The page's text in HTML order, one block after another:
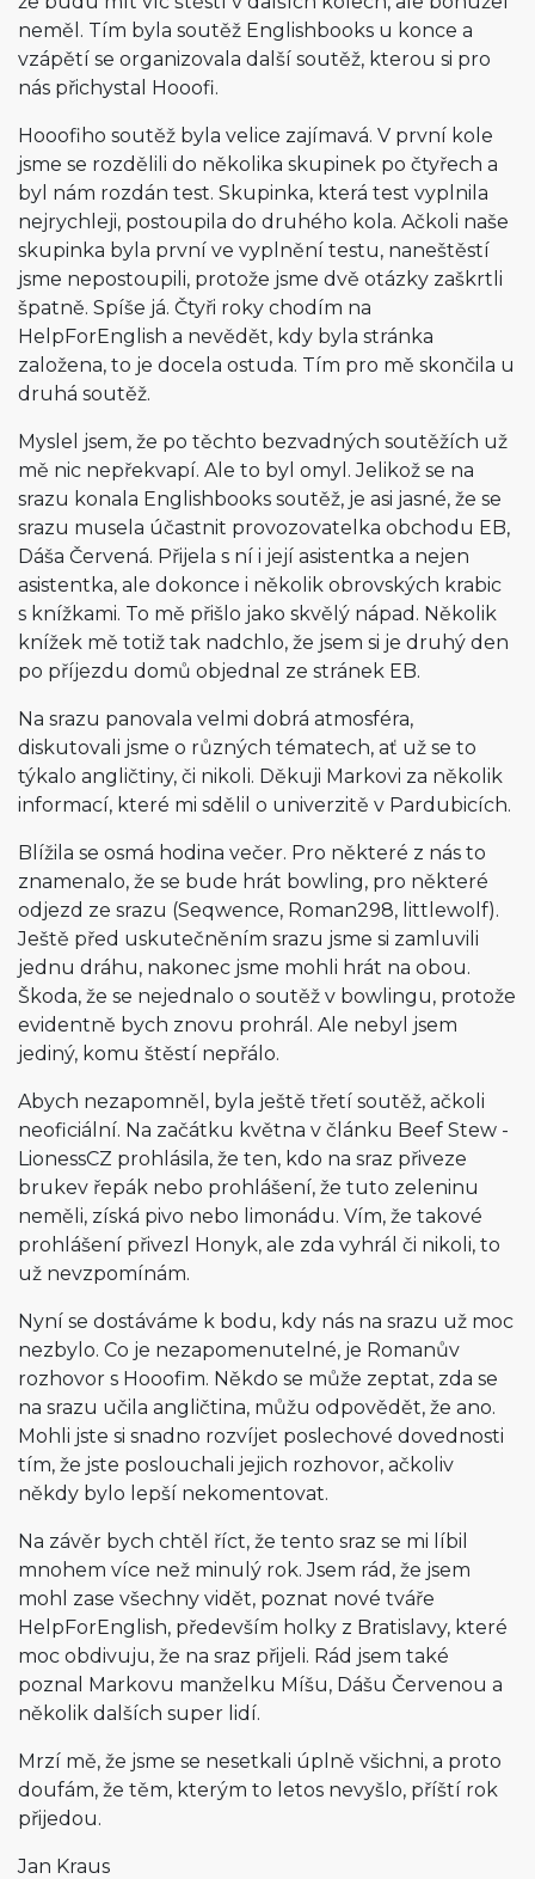
neměl. Tím byla soutěž Englishbooks u konce a
vzápětí se organizovala další soutěž, kterou si pro
nás přichystal Hooofi.
Hooofiho soutěž byla velice zajímavá. V první kole
jsme se rozdělili do několika skupinek po čtyřech a
byl nám rozdán test. Skupinka, která test vyplnila
nejrychleji, postoupila do druhého kola. Ačkoli naše
skupinka byla první ve vyplnění testu, naneštěstí
jsme nepostoupili, protože jsme dvě otázky zaškrtli
špatně. Spíše já. Čtyři roky chodím na
HelpForEnglish a nevědět, kdy byla stránka
založena, to je docela ostuda. Tím pro mě skončila u
druhá soutěž.
Myslel jsem, že po těchto bezvadných soutěžích už
mě nic nepřekvapí. Ale to byl omyl. Jelikož se na
srazu konala Englishbooks soutěž, je asi jasné, že se
srazu musela účastnit provozovatelka obchodu EB,
Dáša Červená. Přijela s ní i její asistentka a nejen
asistentka, ale dokonce i několik obrovských krabic
s knížkami. To mě přišlo jako skvělý nápad. Několik
knížek mě totiž tak nadchlo, že jsem si je druhý den
po příjezdu domů objednal ze stránek EB.
Na srazu panovala velmi dobrá atmosféra,
diskutovali jsme o různých tématech, ať už se to
týkalo angličtiny, či nikoli. Děkuji Markovi za několik
informací, které mi sdělil o univerzitě v Pardubicích.
Blížila se osmá hodina večer. Pro některé z nás to
znamenalo, že se bude hrát bowling, pro některé
odjezd ze srazu (Seqwence, Roman298, littlewolf).
Ještě před uskutečněním srazu jsme si zamluvili
jednu dráhu, nakonec jsme mohli hrát na obou.
Škoda, že se nejednalo o soutěž v bowlingu, protože
evidentně bych znovu prohrál. Ale nebyl jsem
jediný, komu štěstí nepřálo.
Abych nezapomněl, byla ještě třetí soutěž, ačkoli
neoficiální. Na začátku května v článku Beef Stew -
LionessCZ prohlásila, že ten, kdo na sraz přiveze
brukev řepák nebo prohlášení, že tuto zeleninu
neměli, získá pivo nebo limonádu. Vím, že takové
prohlášení přivezl Honyk, ale zda vyhrál či nikoli, to
už nevzpomínám.
Nyní se dostáváme k bodu, kdy nás na srazu už moc
nezbylo. Co je nezapomenutelné, je Romanův
rozhovor s Hooofim. Někdo se může zeptat, zda se
na srazu učila angličtina, můžu odpovědět, že ano.
Mohli jste si snadno rozvíjet poslechové dovednosti
tím, že jste poslouchali jejich rozhovor, ačkoliv
někdy bylo lepší nekomentovat.
Na závěr bych chtěl říct, že tento sraz se mi líbil
mnohem více než minulý rok. Jsem rád, že jsem
mohl zase všechny vidět, poznat nové tváře
HelpForEnglish, především holky z Bratislavy, které
moc obdivuju, že na sraz přijeli. Rád jsem také
poznal Markovu manželku Míšu, Dášu Červenou a
několik dalších super lidí.
Mrzí mě, že jsme se nesetkali úplně všichni, a proto
doufám, že těm, kterým to letos nevyšlo, příští rok
přijedou.
Jan Kraus